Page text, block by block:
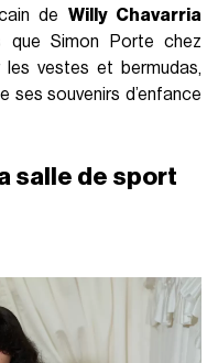
de Willy Chavarria
que Simon Porte chez
les vestes et bermudas,
ses souvenirs d’enfance
salle de sport